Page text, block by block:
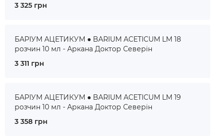
3 325 грн
БАРІУМ АЦЕТИКУМ ● BARIUM ACETICUM LM 18
розчин 10 мл - Аркана Доктор Северін
3 311 грн
БАРІУМ АЦЕТИКУМ ● BARIUM ACETICUM LM 19
розчин 10 мл - Аркана Доктор Северін
3 358 грн